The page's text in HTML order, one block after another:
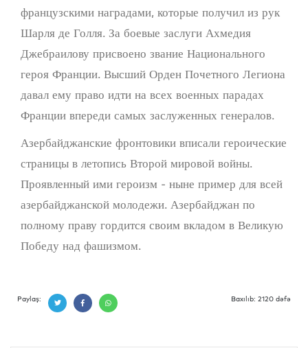
французскими наградами, которые получил из рук
Шарля де Голля. За боевые заслуги Ахмедия
Джебраилову присвоено звание Национального
героя Франции. Высший Орден Почетного Легиона
давал ему право идти на всех военных парадах
Франции впереди самых заслуженных генералов.
Азербайджанские фронтовики вписали героические
страницы в летопись Второй мировой войны.
Проявленный ими героизм - ныне пример для всей
азербайджанской молодежи. Азербайджан по
полному праву гордится своим вкладом в Великую
Победу над фашизмом.
Paylaş: Baxılıb: 2120 dəfə